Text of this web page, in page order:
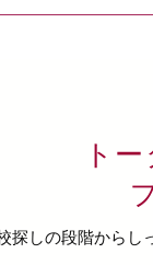
ト
探しの段階からし